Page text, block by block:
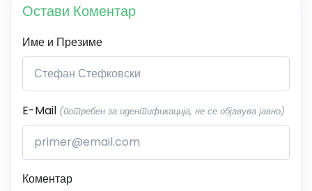
Остави Коментар
Име и Презиме
E-Mail (потребен за идентификација, не се објавува јавно)
Коментар